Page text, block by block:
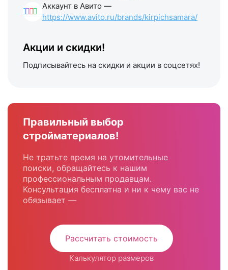
Аккаунт в Авито —
https://www.avito.ru/brands/kirpichsamara/
Акции и скидки!
Подписывайтесь на скидки и акции в соцсетях!
Правильный выбор
стройматериалов!
Не тратьте время на утомительные
поиски, обращайтесь к нашим
профессиональным продавцам.
Консультация бесплатна и ни к чему вас не
обязывает —
Рассчитать стоимость
Калькулятор размеров